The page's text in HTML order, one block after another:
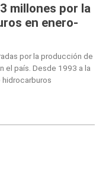
millones por la
en enero-
por la producción de
el país. Desde 1993 a la